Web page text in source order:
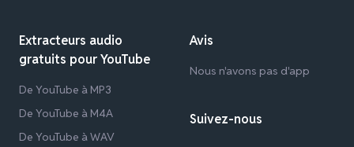
Extracteurs audio
gratuits pour YouTube
De YouTube à MP3
De YouTube à M4A
De YouTube à WAV
Avis
Nous n'avons pas d'app
Suivez-nous